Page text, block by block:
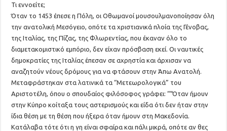
Τι εννοείτε;
Όταν το 1453 έπεσε η Πόλη, οι Οθωμανοί μουσουλμανοποίησαν όλη
την ανατολική Μεσόγειο, οπότε τα χριστιανικά πλοία της Γένοβας,
της Ιταλίας, της Πίζας, της Φλωρεντίας, που έκαναν όλο το
διαμετακομιστικό εμπόριο, δεν είχαν πρόσβαση εκεί. Οι ναυτικές
δημοκρατίες της Ιταλίας έπεσαν σε αχρηστία και άρχισαν να
αναζητούν νέους δρόμους για να φτάσουν στην Άπω Ανατολή.
Μεταφράστηκαν στα λατινικά τα “Μετεωρολογικά” του
Αριστοτέλη, όπου ο σπουδαίος φιλόσοφος γράφει: ““Όταν ήμουν
στην Κύπρο κοίταξα τους αστερισμούς και είδα ότι δεν ήταν στην
ίδια θέση με τη θέση που ήξερα όταν ήμουν στη Μακεδονία.
Κατάλαβα τότε ότι η γη είναι σφαίρα και πάλι μικρά, οπότε αν θες